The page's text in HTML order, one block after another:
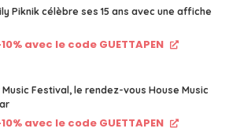
Piknik célèbre ses 15 ans avec une affiche
avec le code GUETTAPEN
Music Festival, le rendez-vous House Music
avec le code GUETTAPEN